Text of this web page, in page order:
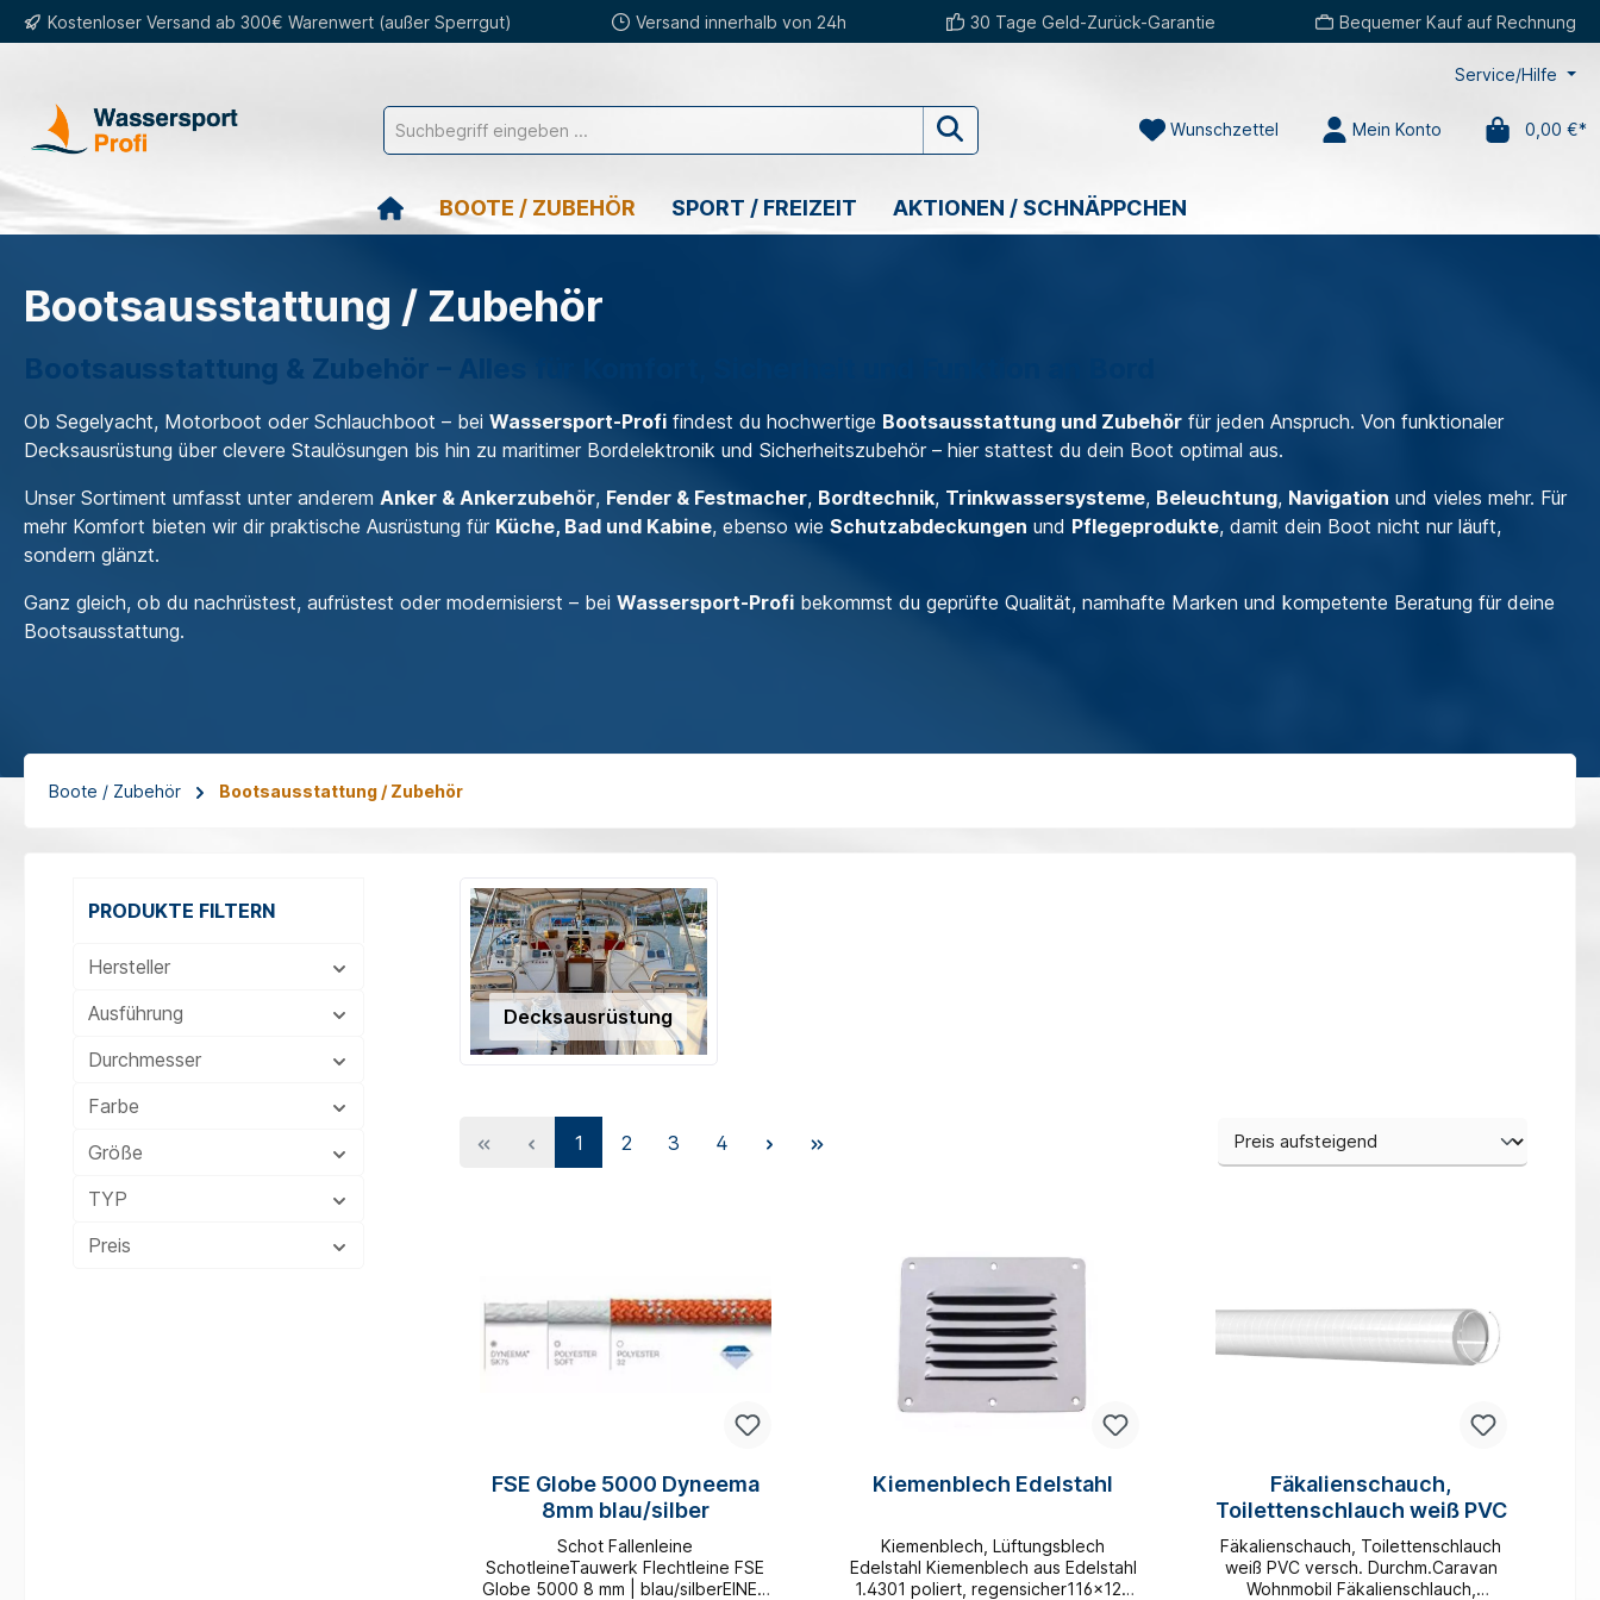
Zur Hauptnavigation springen
Kostenloser Versand ab 300€ Warenwert (außer Sperrgut) Versand innerhalb von 24h 30 Tage Geld-Zurück-Garantie Bequemer Kauf auf Rechnung
Service/Hilfe
Wunschzettel Mein Konto 0,00 €*
BOOTE / ZUBEHÖR SPORT / FREIZEIT AKTIONEN / SCHNÄPPCHEN
Bootsausstattung / Zubehör
Bootsausstattung & Zubehör – Alles für Komfort, Sicherheit und Funktion an Bord
Ob Segelyacht, Motorboot oder Schlauchboot – bei Wassersport-Profi findest du hochwertige Bootsausstattung und Zubehör für jeden Anspruch. Von funktionaler
Decksausrüstung über clevere Staulösungen bis hin zu maritimer Bordelektronik und Sicherheitszubehör – hier stattest du dein Boot optimal aus.
Unser Sortiment umfasst unter anderem Anker & Ankerzubehör, Fender & Festmacher, Bordtechnik, Trinkwassersysteme, Beleuchtung, Navigation und vieles mehr. Für
mehr Komfort bieten wir dir praktische Ausrüstung für Küche, Bad und Kabine, ebenso wie Schutzabdeckungen und Pflegeprodukte, damit dein Boot nicht nur läuft,
sondern glänzt.
Ganz gleich, ob du nachrüstest, aufrüstest oder modernisierst – bei Wassersport-Profi bekommst du geprüfte Qualität, namhafte Marken und kompetente Beratung für deine
Bootsausstattung.
Boote / Zubehör Bootsausstattung / Zubehör
PRODUKTE FILTERN
Hersteller
Ausführung
Durchmesser
Farbe
Größe
TYP
Preis
Decksausrüstung
1 2 3 4
FSE Globe 5000 Dyneema
8mm blau/silber
Schot Fallenleine
SchotleineTauwerk Flechtleine FSE
Globe 5000 8 mm | blau/silberEINES
Kiemenblech Edelstahl
Kiemenblech, Lüftungsblech
Edelstahl Kiemenblech aus Edelstahl
1.4301 poliert, regensicher116x128
Fäkalienschauch,
Toilettenschlauch weiß PVC
Fäkalienschauch, Toilettenschlauch
weiß PVC versch. Durchm.Caravan
Wohnmobil Fäkalienschlauch,